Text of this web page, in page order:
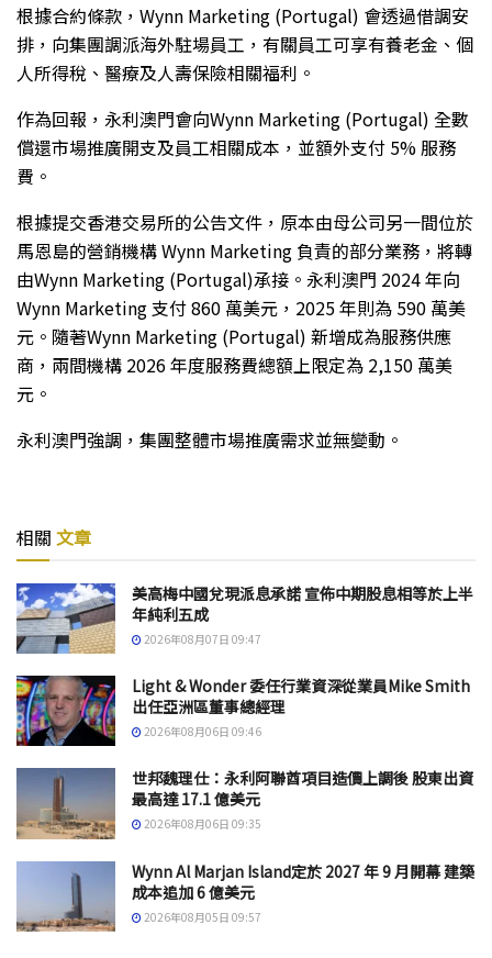
根據合約條款，Wynn Marketing (Portugal) 會透過借調安
排，向集團調派海外駐場員工，有關員工可享有養老金、個
人所得稅、醫療及人壽保險相關福利。
作為回報，永利澳門會向Wynn Marketing (Portugal) 全數
償還市場推廣開支及員工相關成本，並額外支付 5% 服務
費。
根據提交香港交易所的公告文件，原本由母公司另一間位於
馬恩島的營銷機構 Wynn Marketing 負責的部分業務，將轉
由Wynn Marketing (Portugal)承接。永利澳門 2024 年向
Wynn Marketing 支付 860 萬美元，2025 年則為 590 萬美
元。隨著Wynn Marketing (Portugal) 新增成為服務供應
商，兩間機構 2026 年度服務費總額上限定為 2,150 萬美
元。
永利澳門強調，集團整體市場推廣需求並無變動。
相關 文章
美高梅中國兌現派息承諾 宣佈中期股息相等於上半
年純利五成
2026年08月07日 09:47
Light & Wonder 委任行業資深從業員Mike Smith
出任亞洲區董事總經理
2026年08月06日 09:46
世邦魏理仕：永利阿聯酋項目造價上調後 股東出資
最高達 17.1 億美元
2026年08月06日 09:35
Wynn Al Marjan Island定於 2027 年 9 月開幕 建築
成本追加 6 億美元
2026年08月05日 09:57